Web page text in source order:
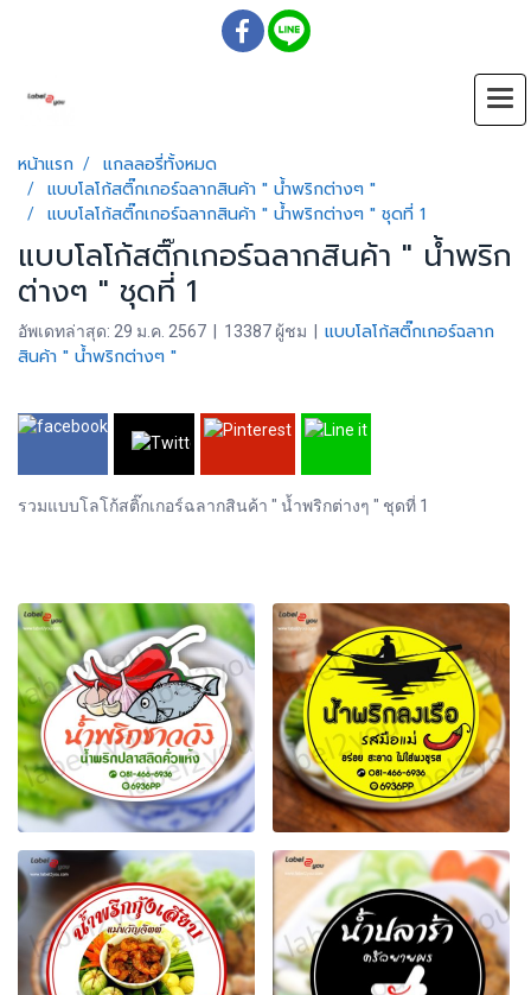
หน้าแรก
แกลลอรี่ทั้งหมด
แบบโลโก้สติ๊กเกอร์ฉลากสินค้า " น้ำพริกต่างๆ "
แบบโลโก้สติ๊กเกอร์ฉลากสินค้า " น้ำพริกต่างๆ " ชุดที่ 1
แบบโลโก้สติ๊กเกอร์ฉลากสินค้า " น้ำพริก
ต่างๆ " ชุดที่ 1
อัพเดทล่าสุด: 29 ม.ค. 2567 13387 ผู้ชม
แบบโลโก้สติ๊กเกอร์ฉลาก
สินค้า " น้ำพริกต่างๆ "
รวมแบบโลโก้สติ๊กเกอร์ฉลากสินค้า " น้ำพริกต่างๆ " ชุดที่ 1